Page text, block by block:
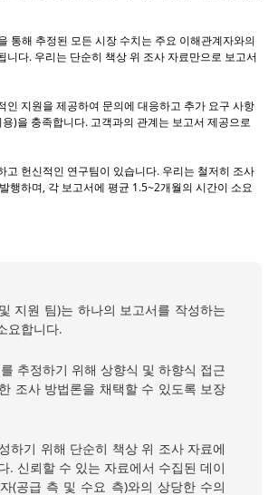
통해 추정된 모든 시장 수치는 주요 이해관계자와의
니다. 우리는 단순히 책상 위 조사 자료만으로 보고서
인 지원을 제공하여 문의에 대응하고 추가 요구 사항
)을 충족합니다. 고객과의 관계는 보고서 제공으로
고 헌신적인 연구팀이 있습니다. 우리는 철저히 조사
행하며, 각 보고서에 평균 1.5~2개월의 시간이 소요
지원 팀)는 하나의 보고서를 작성하는
요합니다.
추정하기 위해 상향식 및 하향식 접근
조사 방법론을 채택할 수 있도록 보장
하기 위해 단순히 책상 위 조사 자료에
. 신뢰할 수 있는 자료에서 수집된 데이
(공급 측 및 수요 측)와의 상당한 수의